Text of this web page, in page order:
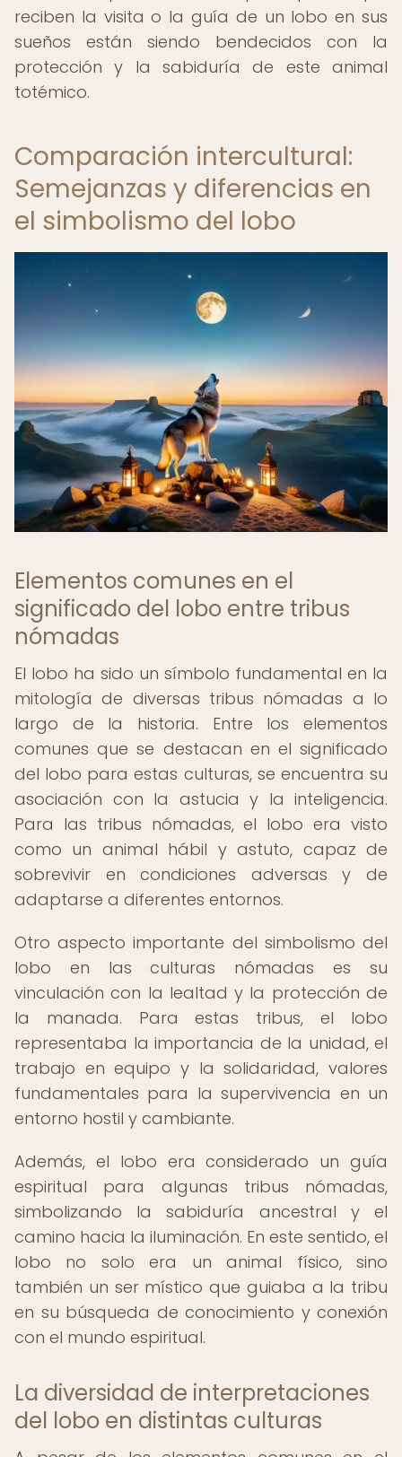
reciben la visita o la guía de un lobo en sus
sueños están siendo bendecidos con la
protección y la sabiduría de este animal
totémico.
Comparación intercultural:
Semejanzas y diferencias en
el simbolismo del lobo
Elementos comunes en el
significado del lobo entre tribus
nómadas
El lobo ha sido un símbolo fundamental en la
mitología de diversas tribus nómadas a lo
largo de la historia. Entre los elementos
comunes que se destacan en el significado
del lobo para estas culturas, se encuentra su
asociación con la astucia y la inteligencia.
Para las tribus nómadas, el lobo era visto
como un animal hábil y astuto, capaz de
sobrevivir en condiciones adversas y de
adaptarse a diferentes entornos.
Otro aspecto importante del simbolismo del
lobo en las culturas nómadas es su
vinculación con la lealtad y la protección de
la manada. Para estas tribus, el lobo
representaba la importancia de la unidad, el
trabajo en equipo y la solidaridad, valores
fundamentales para la supervivencia en un
entorno hostil y cambiante.
Además, el lobo era considerado un guía
espiritual para algunas tribus nómadas,
simbolizando la sabiduría ancestral y el
camino hacia la iluminación. En este sentido, el
lobo no solo era un animal físico, sino
también un ser místico que guiaba a la tribu
en su búsqueda de conocimiento y conexión
con el mundo espiritual.
La diversidad de interpretaciones
del lobo en distintas culturas